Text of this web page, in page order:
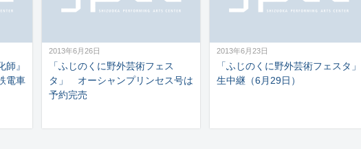
』
電車
2013年6月26日
「ふじのくに野外芸術フェス
タ」 オーシャンプリンセス号は
予約完売
2013年6月23日
「ふじのくに野外芸術フェスタ」
生中継（6月29日）